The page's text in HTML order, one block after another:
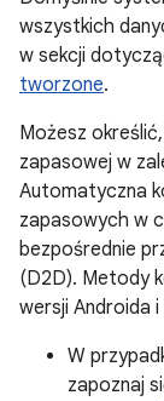
wszystkich
w sekcji
tworzone.
Możesz
zapasowej w
Automatyczna
zapasowych w
bezpośrednie
(D2D). Metody
wersji Androida i
W
zapoznaj